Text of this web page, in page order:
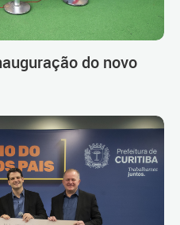
do novo